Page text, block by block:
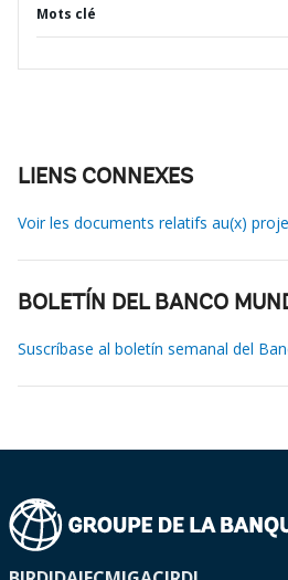
Mots clé
LIENS CONNEXES
Voir les documents relatifs au(x)
BOLETÍN DEL BANCO
Suscríbase al boletín semanal del